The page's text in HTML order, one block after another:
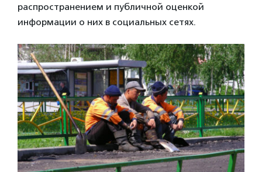
распространением и публичной оценкой
информации о них в социальных сетях.